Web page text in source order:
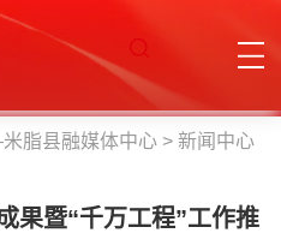
脂县融媒体中心 > 新闻中心
果暨“千万工程”工作推